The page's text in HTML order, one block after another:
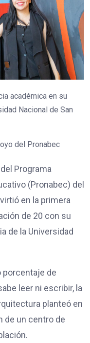
académica en su
Nacional de San
del Pronabec
Programa
(Pronabec) del
en la primera
de 20 con su
de la Universidad
porcentaje de
leer ni escribir, la
planteó en
de un centro de